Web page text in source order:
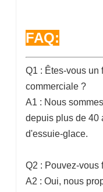
FAQ:
Q1 : Êtes-vous un
commerciale ?
A1 : Nous
depuis plus de 40
d'essuie-glace.
Q2 : Pouvez-vous
A2 : Oui, nous